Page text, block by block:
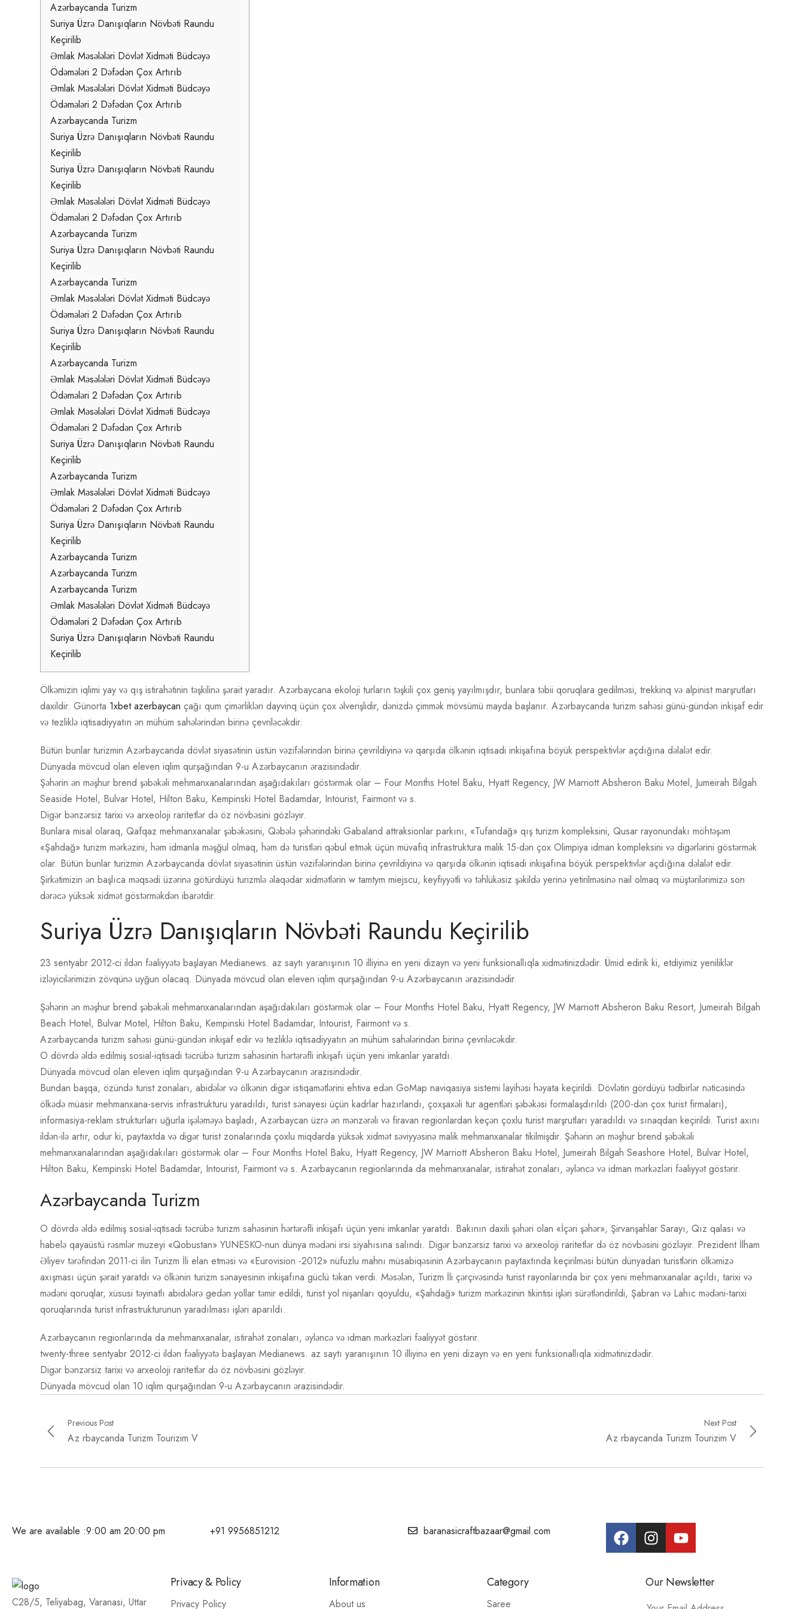
Azərbaycanda Turizm
Suriya Üzrə Danışıqların Növbəti Raundu
Keçirilib
Əmlak Məsələləri Dövlət Xidməti Büdcəyə
Ödəmələri 2 Dəfədən Çox Artırıb
Əmlak Məsələləri Dövlət Xidməti Büdcəyə
Ödəmələri 2 Dəfədən Çox Artırıb
Azərbaycanda Turizm
Suriya Üzrə Danışıqların Növbəti Raundu
Keçirilib
Suriya Üzrə Danışıqların Növbəti Raundu
Keçirilib
Əmlak Məsələləri Dövlət Xidməti Büdcəyə
Ödəmələri 2 Dəfədən Çox Artırıb
Azərbaycanda Turizm
Suriya Üzrə Danışıqların Növbəti Raundu
Keçirilib
Azərbaycanda Turizm
Əmlak Məsələləri Dövlət Xidməti Büdcəyə
Ödəmələri 2 Dəfədən Çox Artırıb
Suriya Üzrə Danışıqların Növbəti Raundu
Keçirilib
Azərbaycanda Turizm
Əmlak Məsələləri Dövlət Xidməti Büdcəyə
Ödəmələri 2 Dəfədən Çox Artırıb
Əmlak Məsələləri Dövlət Xidməti Büdcəyə
Ödəmələri 2 Dəfədən Çox Artırıb
Suriya Üzrə Danışıqların Növbəti Raundu
Keçirilib
Azərbaycanda Turizm
Əmlak Məsələləri Dövlət Xidməti Büdcəyə
Ödəmələri 2 Dəfədən Çox Artırıb
Suriya Üzrə Danışıqların Növbəti Raundu
Keçirilib
Azərbaycanda Turizm
Azərbaycanda Turizm
Azərbaycanda Turizm
Əmlak Məsələləri Dövlət Xidməti Büdcəyə
Ödəmələri 2 Dəfədən Çox Artırıb
Suriya Üzrə Danışıqların Növbəti Raundu
Keçirilib
Ölkəmizin iqlimi yay və qış istirahətinin təşkilinə şərait yaradır. Azərbaycana ekoloji turların təşkili çox geniş yayılmışdır, bunlara təbii qoruqlara gedilməsi, trekkinq və alpinist marşrutları
daxildir. Günorta 1xbet azerbaycan çağı qum çimərlikləri dayvinq üçün çox əlverişlidir, dənizdə çimmək mövsümü mayda başlanır. Azərbaycanda turizm sahəsi günü-gündən inkişaf edir
və tezliklə iqtisadiyyatın ən mühüm sahələrindən birinə çevriləcəkdir.
Bütün bunlar turizmin Azərbaycanda dövlət siyasətinin üstün vəzifələrindən birinə çevrildiyinə və qarşıda ölkənin iqtisadi inkişafına böyük perspektivlər açdığına dəlalət edir.
Dünyada mövcud olan eleven iqlim qurşağından 9-u Azərbaycanın ərazisindədir.
Şəhərin ən məşhur brend şəbəkəli mehmanxanalarından aşağıdakıları göstərmək olar – Four Months Hotel Baku, Hyatt Regency, JW Marriott Absheron Baku Motel, Jumeirah Bilgah
Seaside Hotel, Bulvar Hotel, Hilton Baku, Kempinski Hotel Badamdar, Intourist, Fairmont və s.
Digər bənzərsiz tarixi və arxeoloji raritetlər də öz növbəsini gözləyir.
Bunlara misal olaraq, Qafqaz mehmanxanalar şəbəkəsini, Qəbələ şəhərindəki Gabaland attraksionlar parkını, «Tufandağ» qış turizm kompleksini, Qusar rayonundakı möhtəşəm
«Şahdağ» turizm mərkəzini, həm idmanla məşğul olmaq, həm də turistləri qəbul etmək üçün müvafiq infrastruktura malik 15-dən çox Olimpiya idman kompleksini və digərlərini göstərmək
olar. Bütün bunlar turizmin Azərbaycanda dövlət siyasətinin üstün vəzifələrindən birinə çevrildiyinə və qarşıda ölkənin iqtisadi inkişafına böyük perspektivlər açdığına dəlalət edir.
Şirkətimizin ən başlıca məqsədi üzərinə götürdüyü turizmlə əlaqədar xidmətlərin w tamtym miejscu, keyfiyyətli və təhlükəsiz şəkildə yerinə yetirilməsinə nail olmaq və müştərilərimizə son
dərəcə yüksək xidmət göstərməkdən ibarətdir.
Suriya Üzrə Danışıqların Növbəti Raundu Keçirilib
23 sentyabr 2012-ci ildən fəaliyyətə başlayan Medianews. az saytı yaranışının 10 illiyinə en yeni dizayn və yeni funksionallıqla xidmətinizdədir. Ümid edirik ki, etdiyimiz yeniliklər
izləyicilərimizin zövqünə uyğun olacaq. Dünyada mövcud olan eleven iqlim qurşağından 9-u Azərbaycanın ərazisindədir.
Şəhərin ən məşhur brend şəbəkəli mehmanxanalarından aşağıdakıları göstərmək olar – Four Months Hotel Baku, Hyatt Regency, JW Marriott Absheron Baku Resort, Jumeirah Bilgah
Beach Hotel, Bulvar Motel, Hilton Baku, Kempinski Hotel Badamdar, Intourist, Fairmont və s.
Azərbaycanda turizm sahəsi günü-gündən inkişaf edir və tezliklə iqtisadiyyatın ən mühüm sahələrindən birinə çevriləcəkdir.
O dövrdə əldə edilmiş sosial-iqtisadi təcrübə turizm sahəsinin hərtərəfli inkişafı üçün yeni imkanlar yaratdı.
Dünyada mövcud olan eleven iqlim qurşağından 9-u Azərbaycanın ərazisindədir.
Bundan başqa, özündə turist zonaları, abidələr və ölkənin digər istiqamətlərini ehtiva edən GoMap naviqasiya sistemi layihəsi həyata keçirildi. Dövlətin gördüyü tədbirlər nəticəsində
ölkədə müasir mehmanxana-servis infrastrukturu yaradıldı, turist sənayesi üçün kadrlar hazırlandı, çoxşaxəli tur agentləri şəbəkəsi formalaşdırıldı (200-dən çox turist firmaları),
informasiya-reklam strukturları uğurla işələməyə başladı, Azərbaycan üzrə ən mənzərəli və firavan regionlardan keçən çoxlu turist marşrutları yaradıldı və sınaqdan keçirildi. Turist axını
ildən-ilə artır, odur ki, paytaxtda və digər turist zonalarında çoxlu miqdarda yüksək xidmət səviyyəsinə malik mehmanxanalar tikilmişdir. Şəhərin ən məşhur brend şəbəkəli
mehmanxanalarından aşağıdakıları göstərmək olar – Four Months Hotel Baku, Hyatt Regency, JW Marriott Absheron Baku Hotel, Jumeirah Bilgah Seashore Hotel, Bulvar Hotel,
Hilton Baku, Kempinski Hotel Badamdar, Intourist, Fairmont və s. Azərbaycanın regionlarında da mehmanxanalar, istirahət zonaları, əyləncə və idman mərkəzləri fəaliyyət göstərir.
Azərbaycanda Turizm
O dövrdə əldə edilmiş sosial-iqtisadi təcrübə turizm sahəsinin hərtərəfli inkişafı üçün yeni imkanlar yaratdı. Bakının daxili şəhəri olan «İçəri şəhər», Şirvanşahlar Sarayı, Qız qalası və
habelə qayaüstü rəsmlər muzeyi «Qobustan» YUNESKO-nun dünya mədəni irsi siyahısına salındı. Digər bənzərsiz tarixi və arxeoloji raritetlər də öz növbəsini gözləyir. Prezident İlham
Əliyev tərəfindən 2011-ci ilin Turizm İli elan etməsi və «Eurovision -2012» nüfuzlu mahnı müsabiqəsinin Azərbaycanın paytaxtında keçirilməsi bütün dünyadan turistlərin ölkəmizə
axışması üçün şərait yaratdı və ölkənin turizm sənayesinin inkişafına güclü təkan verdi. Məsələn, Turizm İli çərçivəsində turist rayonlarında bir çox yeni mehmanxanalar açıldı, tarixi və
mədəni qoruqlar, xüsusi təyinatlı abidələrə gedən yollar təmir edildi, turist yol nişanları qoyuldu, «Şahdağ» turizm mərkəzinin tikintisi işləri sürətləndirildi, Şabran və Lahıc mədəni-tarixi
qoruqlarında turist infrastrukturunun yaradılması işləri aparıldı.
Azərbaycanın regionlarında da mehmanxanalar, istirahət zonaları, əyləncə və idman mərkəzləri fəaliyyət göstərir.
twenty-three sentyabr 2012-ci ildən fəaliyyətə başlayan Medianews. az saytı yaranışının 10 illiyinə en yeni dizayn və en yeni funksionallıqla xidmətinizdədir.
Digər bənzərsiz tarixi və arxeoloji raritetlər də öz növbəsini gözləyir.
Dünyada mövcud olan 10 iqlim qurşağından 9-u Azərbaycanın ərazisindədir.
Previous Post
Az rbaycanda Turizm Tourizim V
Next Post
Az rbaycanda Turizm Tourizim V
We are available :9:00 am 20:00 pm +91 9956851212 baranasicraftbazaar@gmail.com
C28/5, Teliyabag, Varanasi, Uttar
Privacy & Policy
Privacy Policy
Information
About us
Category
Saree
Our Newsletter